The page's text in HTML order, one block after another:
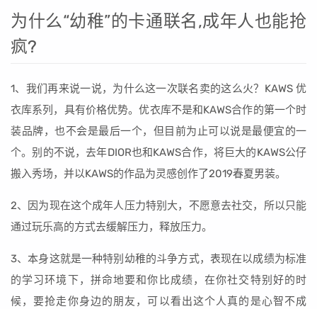
为什么“幼稚”的卡通联名,成年人也能抢
疯?
1、我们再来说一说，为什么这一次联名卖的这么火？KAWS 优
衣库系列，具有价格优势。优衣库不是和KAWS合作的第一个时
装品牌，也不会是最后一个，但目前为止可以说是最便宜的一
个。别的不说，去年DIOR也和KAWS合作，将巨大的KAWS公仔
搬入秀场，并以KAWS的作品为灵感创作了2019春夏男装。
2、因为现在这个成年人压力特别大，不愿意去社交，所以只能
通过玩乐高的方式去缓解压力，释放压力。
3、本身这就是一种特别幼稚的斗争方式，表现在以成绩为标准
的学习环境下，拼命地要和你比成绩，在你社交特别好的时
候，要抢走你身边的朋友，可以看出这个人真的是心智不成